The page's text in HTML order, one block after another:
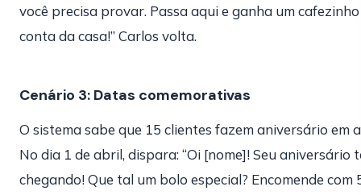
você precisa provar. Passa aqui e ganha um
conta da casa!” Carlos volta.
Cenário 3: Datas comemorativas
O sistema sabe que 15 clientes fazem aniversário em
No dia 1 de abril, dispara: “Oi [nome]! Seu aniversário
chegando! Que tal um bolo especial? Encomende com